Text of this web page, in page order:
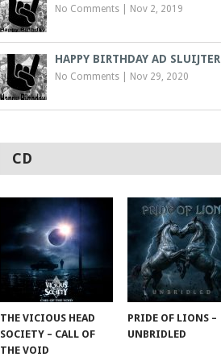
No Comments Nov 2, 2019
HAPPY BIRTHDAY AD SLUIJTER
No Comments Nov 29, 2020
CD
THE VICIOUS HEAD
SOCIETY – CALL OF
THE VOID
PRIDE OF LIONS –
UNBRIDLED